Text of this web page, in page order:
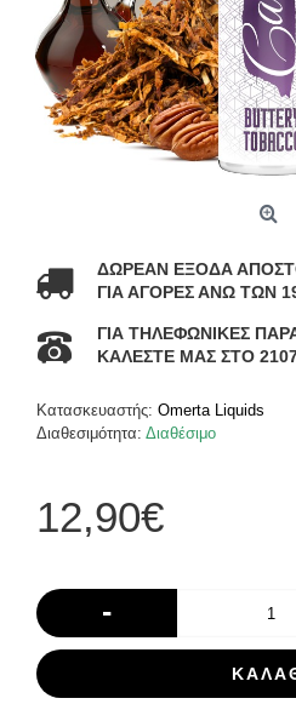
ΔΩΡΕΑΝ ΕΞΟΔΑ
ΓΙΑ ΑΓΟΡΕΣ ΑΝΩ ΤΩΝ
ΓΙΑ ΤΗΛΕΦΩΝΙΚΕΣ
ΚΑΛΕΣΤΕ ΜΑΣ ΣΤΟ
Κατασκευαστής: Omerta Liquids
Διαθεσιμότητα: Διαθέσιμο
12,90€
-